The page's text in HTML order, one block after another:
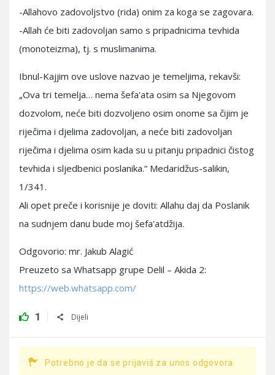
-Allahovo zadovoljstvo (rida) onim za koga se zagovara.
-Allah će biti zadovoljan samo s pripadnicima tevhida
(monoteizma), tj. s muslimanima.
Ibnul-Kajjim ove uslove nazvao je temeljima, rekavši:
„Ova tri temelja… nema šefa'ata osim sa Njegovom
dozvolom, neće biti dozvoljeno osim onome sa čijim je
riječima i djelima zadovoljan, a neće biti zadovoljan
riječima i djelima osim kada su u pitanju pripadnici čistog
tevhida i sljedbenici poslanika.“ Medaridžus-salikin,
1/341.
Ali opet preče i korisnije je doviti: Allahu daj da Poslanik
na sudnjem danu bude moj šefa'atdžija.
Odgovorio: mr. Jakub Alagić
Preuzeto sa Whatsapp grupe Delil – Akida 2:
https://web.whatsapp.com/
1 Dijeli
Potrebno je da se prijaviš za unos odgovora.